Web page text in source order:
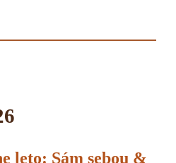
leto: Sám sebou &